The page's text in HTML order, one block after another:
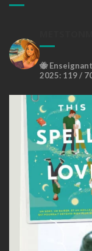
🐝
2025: 119 /